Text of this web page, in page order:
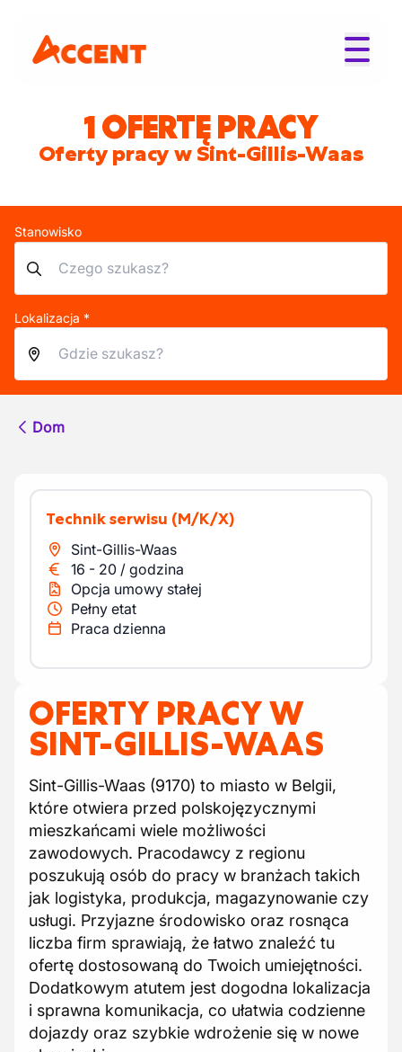
1 OFERTĘ PRACY
Oferty pracy w Sint-Gillis-Waas
Stanowisko
Lokalizacja *
Dom
Technik serwisu (M/K/X)
Sint-Gillis-Waas
16 - 20 / godzina
Opcja umowy stałej
Pełny etat
Praca dzienna
OFERTY PRACY W
SINT-GILLIS-WAAS
Sint-Gillis-Waas (9170) to miasto w Belgii,
które otwiera przed polskojęzycznymi
mieszkańcami wiele możliwości
zawodowych. Pracodawcy z regionu
poszukują osób do pracy w branżach takich
jak logistyka, produkcja, magazynowanie czy
usługi. Przyjazne środowisko oraz rosnąca
liczba firm sprawiają, że łatwo znaleźć tu
ofertę dostosowaną do Twoich umiejętności.
Dodatkowym atutem jest dogodna lokalizacja
i sprawna komunikacja, co ułatwia codzienne
dojazdy oraz szybkie wdrożenie się w nowe